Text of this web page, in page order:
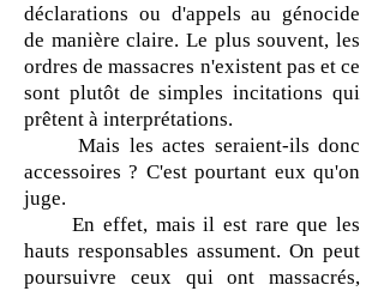
déclarations ou d'appels au génocide
de manière claire. Le plus souvent, les
ordres de massacres n'existent pas et ce
sont plutôt de simples incitations qui
prêtent à interprétations.
Mais les actes seraient-ils donc
accessoires ? C'est pourtant eux qu'on
juge.
En effet, mais il est rare que les
hauts responsables assument. On peut
poursuivre ceux qui ont massacrés,